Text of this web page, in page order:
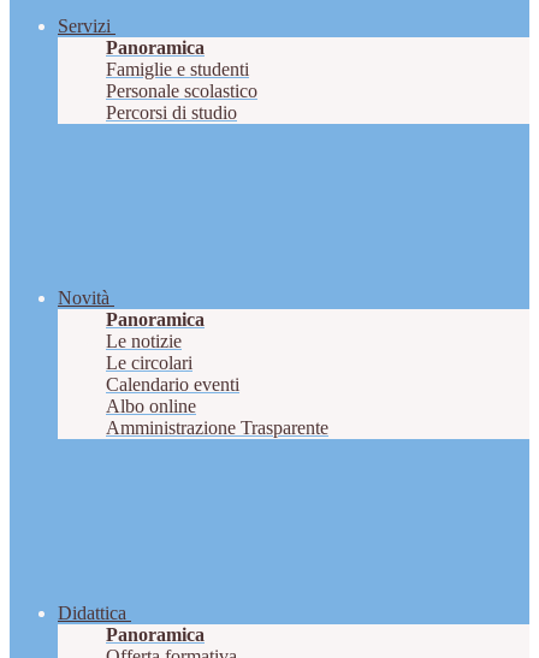
Servizi
Panoramica
Famiglie e studenti
Personale scolastico
Percorsi di studio
Novità
Panoramica
Le notizie
Le circolari
Calendario eventi
Albo online
Amministrazione Trasparente
Didattica
Panoramica